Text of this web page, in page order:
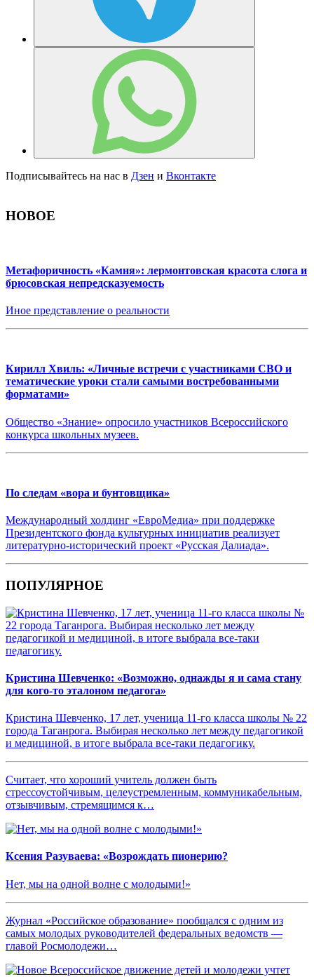
Подписывайтесь на нас в Дзен и Вконтакте
НОВОЕ
Метафоричность «Камня»: лермонтовская красота слога и
брюсовская непредсказуемость
Иное представление о реальности
Кирилл Хвиль: «Личные встречи с участниками СВО и
тематические уроки стали самыми востребованными
форматами»
Общество «Знание» опросило участников Всероссийского
конкурса школьных музеев.
По следам «вора и бунтовщика»
Международный холдинг «ЕвроМедиа» при поддержке
Президентского фонда культурных инициатив реализует
литературно-исторический проект «Русская Далиада».
ПОПУЛЯРНОЕ
Кристина Шевченко: «Возможно, однажды я и сама стану
для кого-то эталоном педагога»
Кристина Шевченко, 17 лет, ученица 11-го класса школы № 22
города Таганрога. Выбирая несколько лет между педагогикой
и медициной, в итоге выбрала все-таки педагогику.
Считает, что хороший учитель должен быть
стрессоустойчивым, целеустремленным, коммуникабельным,
отзывчивым, стремящимся к…
Ксения Разуваева: «Возрождать пионерию?
Нет, мы на одной волне с молодыми!»
Журнал «Российское образование» пообщался с одним из
самых молодых руководителей федеральных ведомств —
главой Росмолодежи…